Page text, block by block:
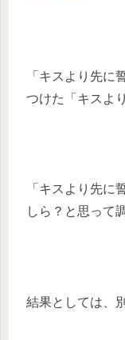
「キスより先に
つけた「キスよ
「キスより先に
しら？と思って
結果としては、